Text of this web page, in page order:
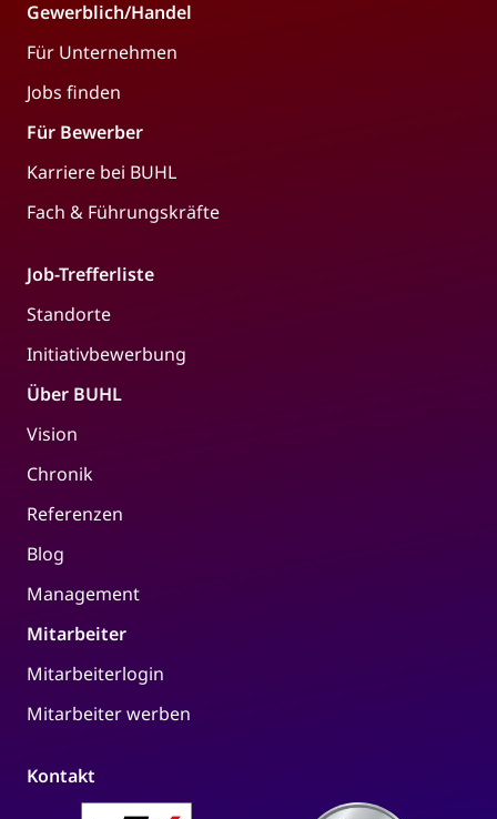
Gewerblich/Handel
Für Unternehmen
Jobs finden
Für Bewerber
Karriere bei BUHL
Fach & Führungskräfte
Job-Trefferliste
Standorte
Initiativbewerbung
Über BUHL
Vision
Chronik
Referenzen
Blog
Management
Mitarbeiter
Mitarbeiterlogin
Mitarbeiter werben
Kontakt